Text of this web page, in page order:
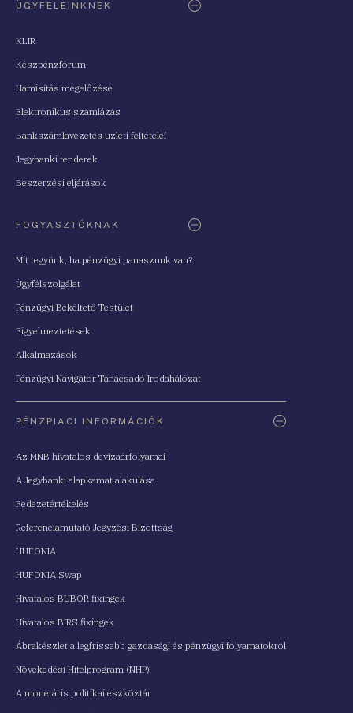
ÜGYFELEINKNEK
KLIR
Készpénzfórum
Hamisítás megelőzése
Elektronikus számlázás
Bankszámlavezetés üzleti feltételei
Jegybanki tenderek
Beszerzési eljárások
FOGYASZTÓKNAK
Mit tegyünk, ha pénzügyi panaszunk van?
Ügyfélszolgálat
Pénzügyi Békéltető Testület
Figyelmeztetések
Alkalmazások
Pénzügyi Navigátor Tanácsadó Irodahálózat
PÉNZPIACI INFORMÁCIÓK
Az MNB hivatalos devizaárfolyamai
A Jegybanki alapkamat alakulása
Fedezetértékelés
Referenciamutató Jegyzési Bizottság
HUFONIA
HUFONIA Swap
Hivatalos BUBOR fixingek
Hivatalos BIRS fixingek
Ábrakészlet a legfrissebb gazdasági és pénzügyi folyamatokról
Növekedési Hitelprogram (NHP)
A monetáris politikai eszköztár